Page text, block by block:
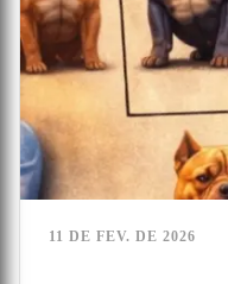
11 DE FEV. DE 2026